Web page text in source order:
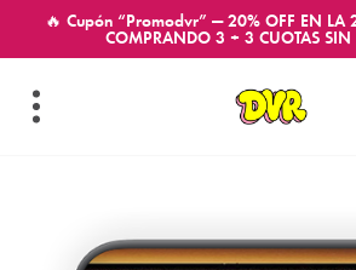
🔥 Cupón “Promodvr” — 20% OFF EN LA
COMPRANDO 3 + 3 CUOTAS SIN